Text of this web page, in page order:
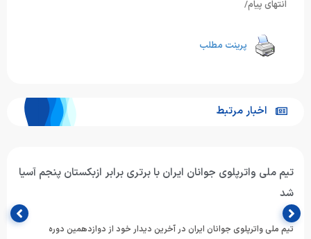
انتهای پیام/
پرینت مطلب
اخبار مرتبط
تیم ملی واترپلوی جوانان ایران با برتری برابر ازبکستان پنجم آسیا
شد
تیم ملی واترپلوی جوانان ایران در آخرین دیدار خود از دوازدهمین دوره